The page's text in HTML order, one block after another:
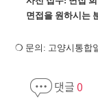
면접을 원하시는
❍ 문의: 고양시통합
댓글0